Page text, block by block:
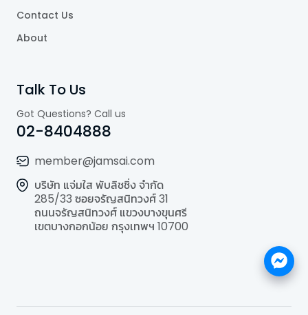
Contact Us
About
Talk To Us
Got Questions? Call us
02-8404888
member@jamsai.com
บริษัท แจ่มใส พับลิชชิ่ง จำกัด
285/33 ซอยจรัญสนิทวงศ์ 31
ถนนจรัญสนิทวงศ์ แขวงบางขุนศรี
เขตบางกอกน้อย กรุงเทพฯ 10700